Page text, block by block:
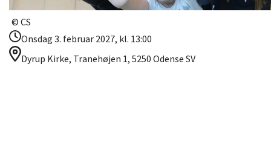
© CS
Onsdag 3. februar 2027, kl. 13:00
Dyrup Kirke, Tranehøjen 1, 5250 Odense SV